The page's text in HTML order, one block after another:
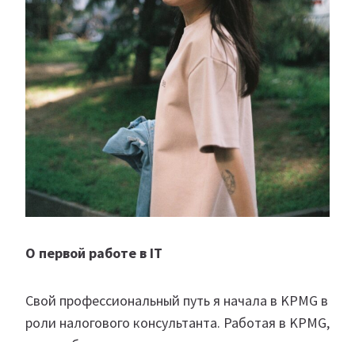
О первой работе в IT
Свой профессиональный путь я начала в KPMG в
роли налогового консультанта. Работая в KPMG,